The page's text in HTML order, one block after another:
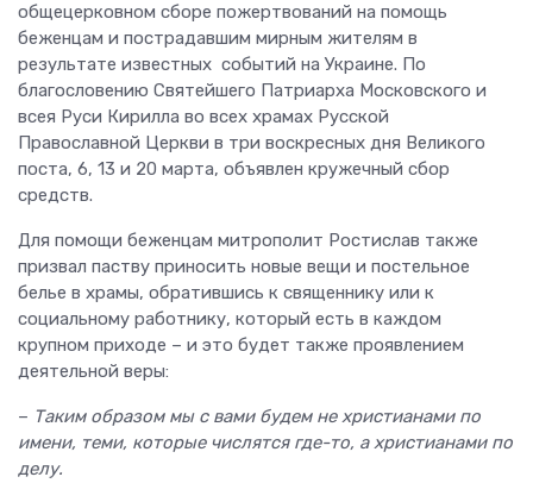
общецерковном сборе пожертвований на помощь
беженцам и пострадавшим мирным жителям в
результате известных событий на Украине. По
благословению Святейшего Патриарха Московского и
всея Руси Кирилла во всех храмах Русской
Православной Церкви в три воскресных дня Великого
поста, 6, 13 и 20 марта, объявлен кружечный сбор
средств.
Для помощи беженцам митрополит Ростислав также
призвал паству приносить новые вещи и постельное
белье в храмы, обратившись к священнику или к
социальному работнику, который есть в каждом
крупном приходе – и это будет также проявлением
деятельной веры:
– Таким образом мы с вами будем не христианами по
имени, теми, которые числятся где-то, а христианами по
делу.